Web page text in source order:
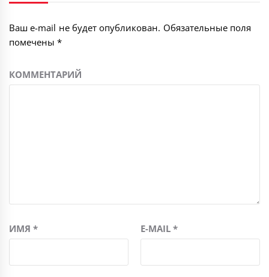
Ваш e-mail не будет опубликован. Обязательные поля
помечены*
КОММЕНТАРИЙ
ИМЯ* E-MAIL*